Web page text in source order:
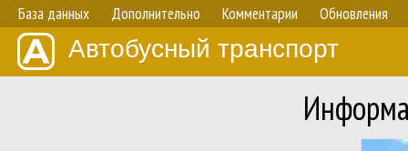
База данных Дополнительно Комментарии Обновления
Автобусный транспорт